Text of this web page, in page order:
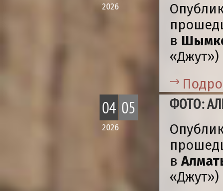
2026
в
«Джут»)
04 05
2026
ФОТО:
в
«Джут»)